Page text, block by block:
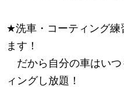
★洗車・コーティング
ます！
だから自分の車はい
ィングし放題！